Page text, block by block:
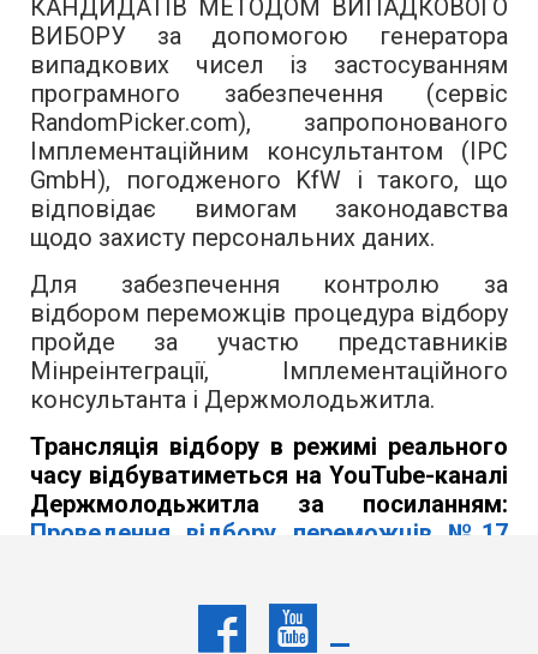
КАНДИДАТІВ МЕТОДОМ ВИПАДКОВОГО
ВИБОРУ за допомогою генератора
випадкових чисел із застосуванням
програмного забезпечення (сервіс
RandomPicker.com), запропонованого
Імплементаційним консультантом (IPC
GmbH), погодженого KfW і такого, що
відповідає вимогам законодавства
щодо захисту персональних даних.
Для забезпечення контролю за
відбором переможців процедура відбору
пройде за участю представників
Мінреінтеграції, Імплементаційного
консультанта і Держмолодьжитла.
Трансляція відбору в режимі реального
часу відбуватиметься на YouTube-каналі
Держмолодьжитла за посиланням:
Проведення відбору переможців №17
Заплановано відібрати200
із числа зареєстрованих кандидатів.